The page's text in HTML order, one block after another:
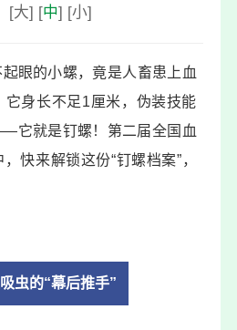
[大] [中] [小]
眼的小螺，竟是人畜患上血
它身长不足1厘米，伪装技能
它就是钉螺！第二届全国血
快来解锁这份“钉螺档案”，
虫的“幕后推手”